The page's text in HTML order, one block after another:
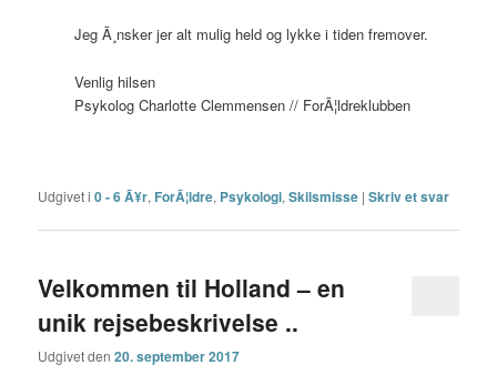
Jeg Ã¸nsker jer alt mulig held og lykke i tiden fremover.
Venlig hilsen
Psykolog Charlotte Clemmensen // ForÃ¦ldreklubben
Udgivet i 0 - 6 Ã¥r, ForÃ¦ldre, Psykologi,Skilsmisse |Skriv et svar
Velkommen til Holland – en
unik rejsebeskrivelse ..
Udgivet den20. september 2017